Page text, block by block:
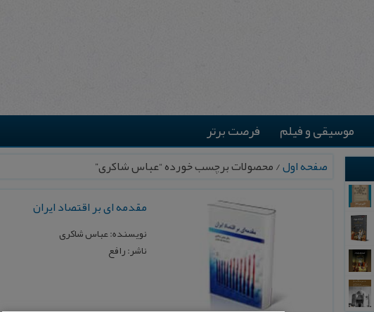
موسیقی و فیلم فرصت برتر
صفحه اول/ محصولات برچسب خورده “عباس شاکری”
مقدمه ای بر اقتصاد ایران
نویسنده: عباس شاکری
ناشر: رافع